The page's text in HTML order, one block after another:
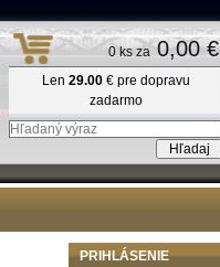
PRIHLÁSENIE
0 ks za 0,00 €
Len 29.00€ pre dopravu
zadarmo